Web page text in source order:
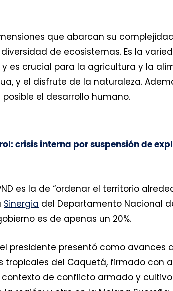
que abarcan su
de ecosistemas. Es la
es crucial para la agricultura y la
y el disfrute de la naturaleza.
el desarrollo humano.
crisis interna por suspensión de
es la de “ordenar el territorio
Sinergia del Departamento Nacional
es de apenas un 20%.
presidente presentó como avances
tropicales del Caquetá, firmado con
de conflicto armado y